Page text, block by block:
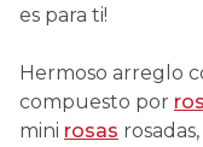
es para ti!
Hermoso arreglo
compuesto por
mini rosas